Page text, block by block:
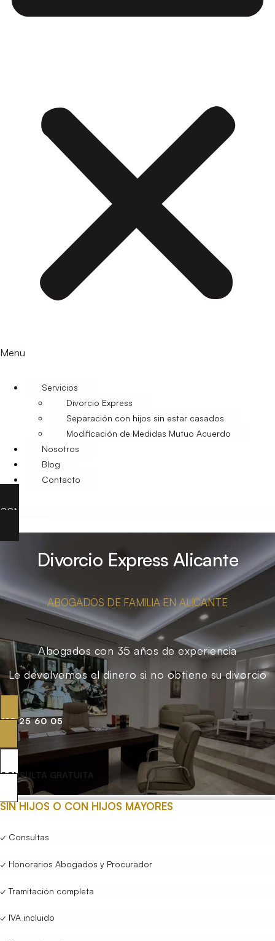
Menu
Servicios
Divorcio Express
Separación con hijos sin estar casados
Modificación de Medidas Mutuo Acuerdo
Nosotros
Blog
Contacto
CONTACTO
Divorcio Express Alicante
ABOGADOS DE FAMILIA EN ALICANTE
Abogados con 35 años de experiencia
Le devolvemos el dinero si no obtiene su divorcio
619 25 60 05
CONSULTA GRATUITA
SIN HIJOS O CON HIJOS MAYORES
✓ Consultas
✓ Honorarios Abogados y Procurador
✓ Tramitación completa
✓ IVA incluido